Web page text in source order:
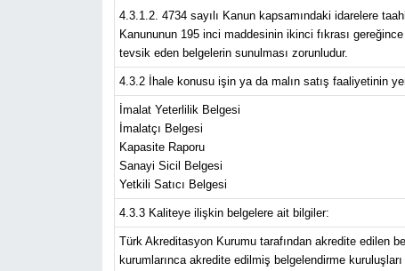
4.3.1.2. 4734 sayılı Kanun kapsamındaki idarelere
Kanununun 195 inci maddesinin ikinci fıkrası
tevsik eden belgelerin sunulması zorunludur.
4.3.2 İhale konusu işin ya da malın satış faaliyetinin
İmalat Yeterlilik Belgesi
İmalatçı Belgesi
Kapasite Raporu
Sanayi Sicil Belgesi
Yetkili Satıcı Belgesi
4.3.3 Kaliteye ilişkin belgelere ait bilgiler:
Türk Akreditasyon Kurumu tarafından akredite edilen
kurumlarınca akredite edilmiş belgelendirme